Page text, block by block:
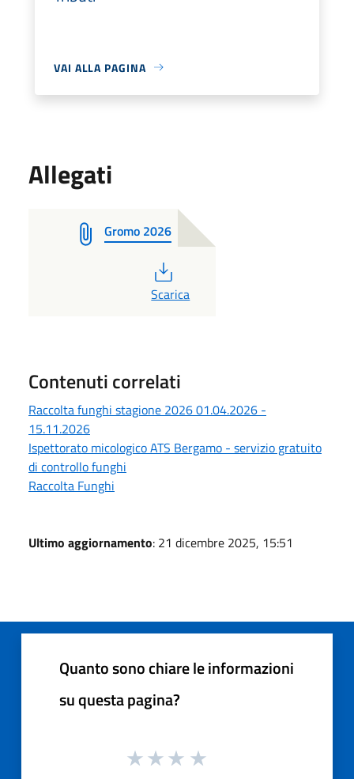
VAI ALLA PAGINA
Allegati
Gromo 2026
PDF
Scarica
Contenuti correlati
Raccolta funghi stagione 2026 01.04.2026 -
15.11.2026
Ispettorato micologico ATS Bergamo - servizio gratuito
di controllo funghi
Raccolta Funghi
Ultimo aggiornamento: 21 dicembre 2025, 15:51
Quanto sono chiare le informazioni
su questa pagina?